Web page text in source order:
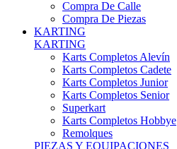
Compra De Calle
Compra De Piezas
KARTING
KARTING
Karts Completos Alevín
Karts Completos Cadete
Karts Completos Junior
Karts Completos Senior
Superkart
Karts Completos Hobbye
Remolques
PIEZAS Y EQUIPACIONES